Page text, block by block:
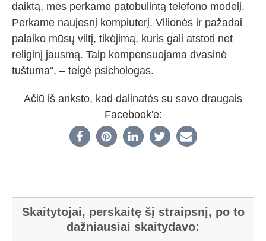
daiktą, mes perkame patobulintą telefono modelį.
Perkame naujesnį kompiuterį. Vilionės ir pažadai
palaiko mūsų viltį, tikėjimą, kuris gali atstoti net
religinį jausmą. Taip kompensuojama dvasinė
tuštuma“, – teigė psichologas.
Ačiū iš anksto, kad dalinatės su savo draugais
Facebook'e:
Skaitytojai, perskaitę šį straipsnį, po to
dažniausiai skaitydavo: